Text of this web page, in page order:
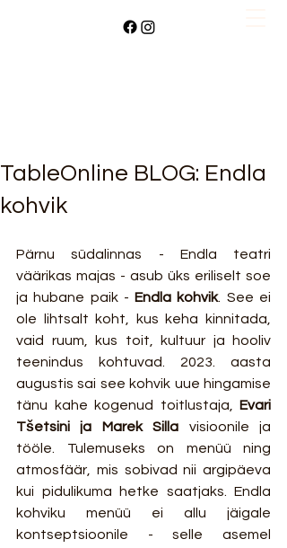
TableOnline BLOG: Endla
kohvik
Pärnu südalinnas - Endla teatri
väärikas majas - asub üks eriliselt soe
ja hubane paik - Endla kohvik. See ei
ole lihtsalt koht, kus keha kinnitada,
vaid ruum, kus toit, kultuur ja hooliv
teenindus kohtuvad. 2023. aasta
augustis sai see kohvik uue hingamise
tänu kahe kogenud toitlustaja, Evari
Tšetsini ja Marek Silla visioonile ja
tööle. Tulemuseks on menüü ning
atmosfäär, mis sobivad nii argipäeva
kui pidulikuma hetke saatjaks. Endla
kohviku menüü ei allu jäigale
kontseptsioonile - selle asemel